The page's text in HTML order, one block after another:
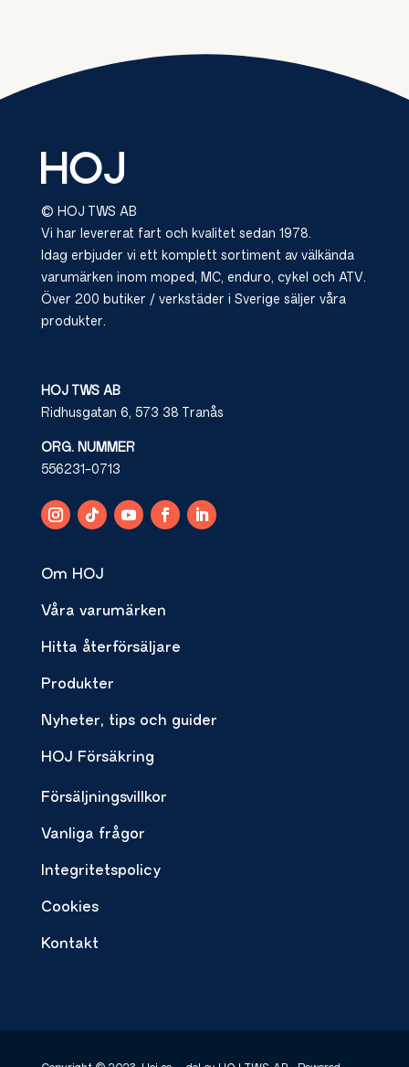
© HOJ TWS AB
Vi har levererat fart och kvalitet sedan 1978.
Idag erbjuder vi ett komplett sortiment av välkända
varumärken inom moped, MC, enduro, cykel och ATV.
Över 200 butiker / verkstäder i Sverige säljer våra
produkter.
HOJ TWS AB
Ridhusgatan 6, 573 38 Tranås
ORG. NUMMER
556231-0713
Om HOJ
Våra varumärken
Hitta återförsäljare
Produkter
Nyheter, tips och guider
HOJ Försäkring
Försäljningsvillkor
Vanliga frågor
Integritetspolicy
Cookies
Kontakt